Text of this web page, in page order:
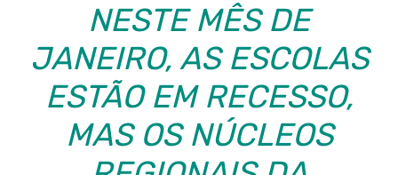
NESTE MÊS DE
JANEIRO, AS ESCOLAS
ESTÃO EM RECESSO,
MAS OS NÚCLEOS